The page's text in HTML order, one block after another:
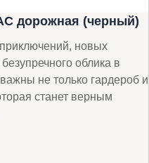
дорожная (черный)
новых
облика в
не только гардероб и
станет верным